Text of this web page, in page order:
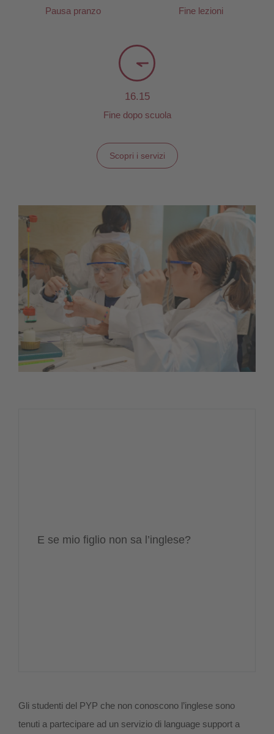
Pausa pranzo Fine lezioni
16.15
Fine dopo scuola
Scopri i servizi
E se mio figlio non sa l’inglese?
Gli studenti del PYP che non conoscono l’inglese sono
tenuti a partecipare ad un servizio di language support a